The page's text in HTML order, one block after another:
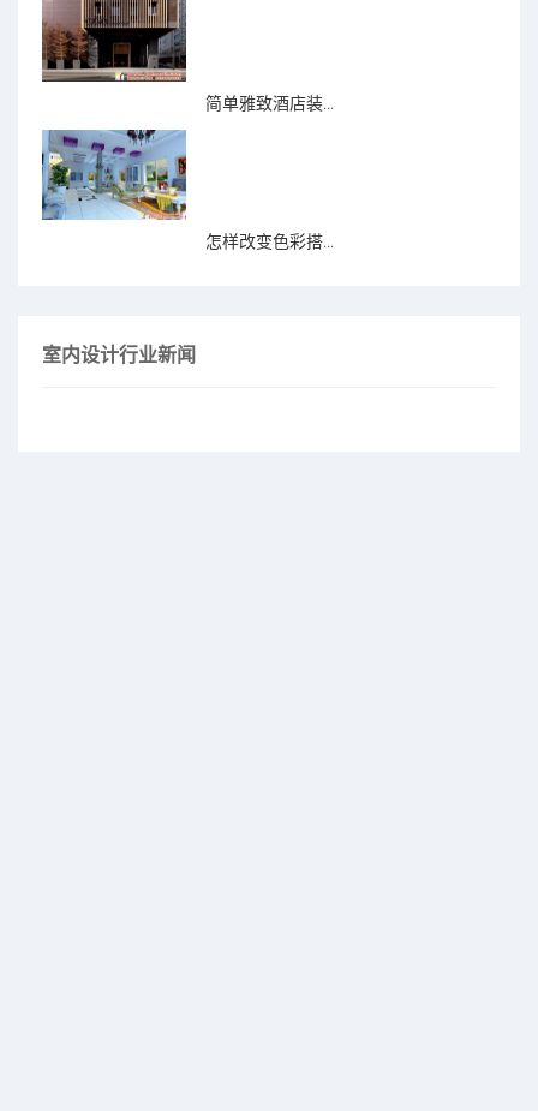
简单雅致酒店装...
怎样改变色彩搭...
室内设计行业新闻